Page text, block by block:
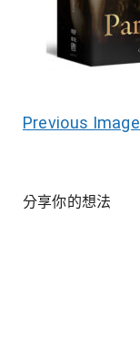
Previous Image
分享你的想法